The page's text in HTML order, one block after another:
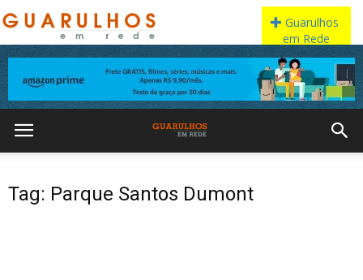
Tag: Parque Santos Dumont